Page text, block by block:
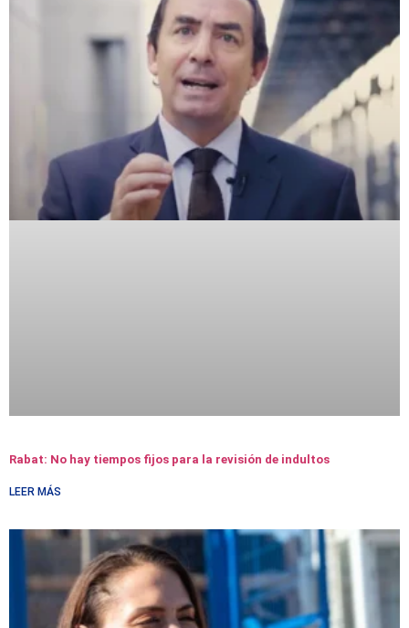
Rabat: No hay tiempos fijos para la revisión de indultos
LEER MÁS